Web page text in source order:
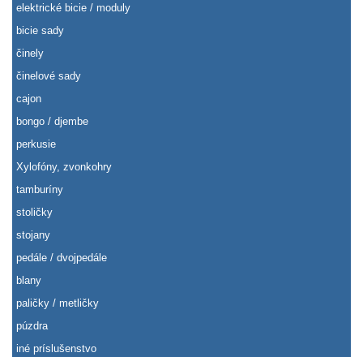
elektrické bicie / moduly
bicie sady
činely
činelové sady
cajon
bongo / djembe
perkusie
Xylofóny, zvonkohry
tamburíny
stoličky
stojany
pedále / dvojpedále
blany
paličky / metličky
púzdra
iné príslušenstvo